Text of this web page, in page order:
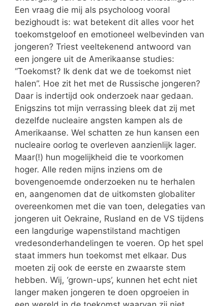
Een vraag die mij als psycholoog vooral
bezighoudt is: wat betekent dit alles voor het
toekomstgeloof en emotioneel welbevinden van
jongeren? Triest veeltekenend antwoord van
een jongere uit de Amerikaanse studies:
“Toekomst? Ik denk dat we de toekomst niet
halen”. Hoe zit het met de Russische jongeren?
Daar is indertijd ook onderzoek naar gedaan.
Enigszins tot mijn verrassing bleek dat zij met
dezelfde nucleaire angsten kampen als de
Amerikaanse. Wel schatten ze hun kansen een
nucleaire oorlog te overleven aanzienlijk lager.
Maar(!) hun mogelijkheid die te voorkomen
hoger. Alle reden mijns inziens om de
bovengenoemde onderzoeken nu te herhalen
en, aangenomen dat de uitkomsten globaliter
overeenkomen met die van toen, delegaties van
jongeren uit Oekraine, Rusland en de VS tijdens
een langdurige wapenstilstand machtigen
vredesonderhandelingen te voeren. Op het spel
staat immers hun toekomst met elkaar. Dus
moeten zij ook de eerste en zwaarste stem
hebben. Wij, ‘grown-ups’, kunnen het echt niet
langer maken jongeren te doen opgroeien in